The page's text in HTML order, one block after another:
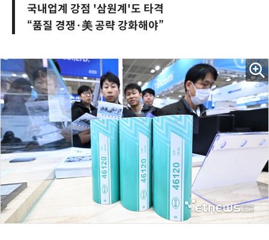
국내업계 강점 '삼원계'도 타격
“품질 경쟁·美 공략 강화해야”